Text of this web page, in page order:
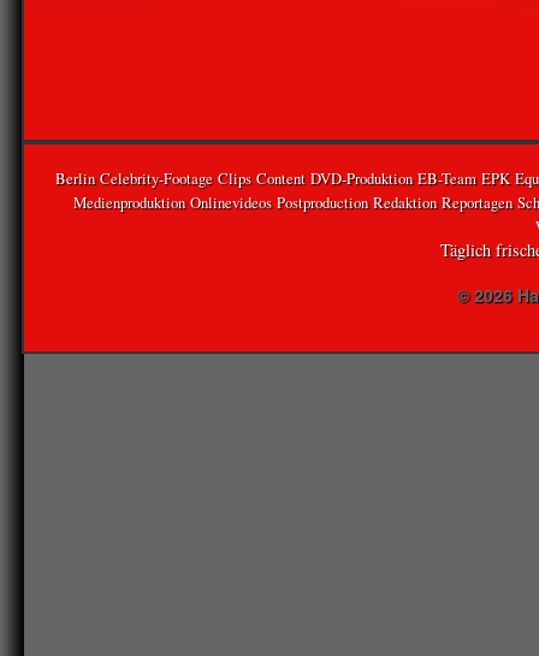
Berlin Celebrity-Footage Clips Content DVD-Produktion EB-Team EPK
Medienproduktion Onlinevideos Postproduction Redaktion Reportagen
Täglich
© 2026